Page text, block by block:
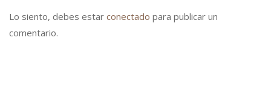
Lo siento, debes estar conectado para publicar un
comentario.